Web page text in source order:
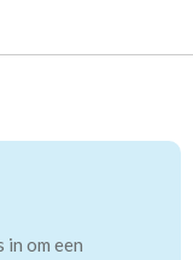
in om een